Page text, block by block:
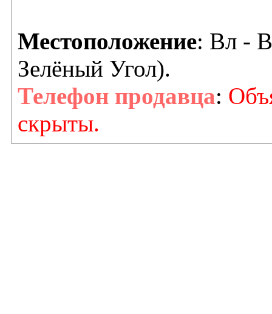
Местоположение: Вл -
Зелёный Угол).
Телефон продавца:
скрыты.